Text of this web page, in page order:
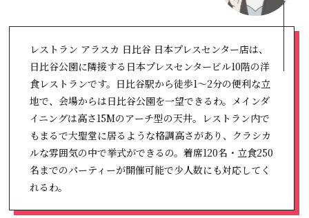
レストラン アラスカ 日比谷 日本プレスセンター店は、
日比谷公園に隣接する日本プレスセンタービル10階の洋
食レストランです。日比谷駅から徒歩1～2分の便利な立
地で、会場からは日比谷公園を一望できるわ。メインダ
イニングは高さ15Mのアーチ型の天井。レストラン内で
もまるで大聖堂に居るような格調高さがあり、クラシカ
ルな雰囲気の中で挙式ができるの。着席120名・立食250
名までのパーティーが開催可能で少人数にも対応してく
れるわ。